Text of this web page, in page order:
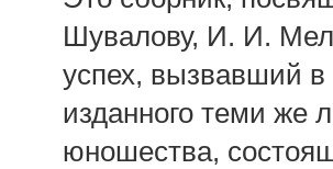
Шувалову, И. И.
успех, вызвавший в
изданного теми же
юношества,